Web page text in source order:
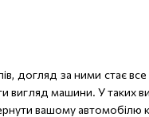
догляд за ними
вигляд машини. У таких
вашому автомобілю